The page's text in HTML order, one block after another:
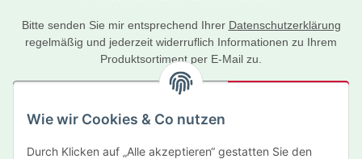
Wie wir Cookies & Co nutzen
Durch Klicken auf „Alle akzeptieren“ gestatten Sie den
Bitte senden Sie mir entsprechend Ihrer Datenschutzerklärung
regelmäßig und jederzeit widerruflich Informationen zu Ihrem
Produktsortiment per E-Mail zu.
Newsletter Abonnieren